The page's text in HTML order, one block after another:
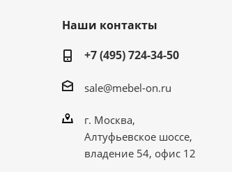
Наши контакты
+7 (495) 724-34-50
sale@mebel-on.ru
г. Москва,
Алтуфьевское шоссе,
владение 54, офис 12